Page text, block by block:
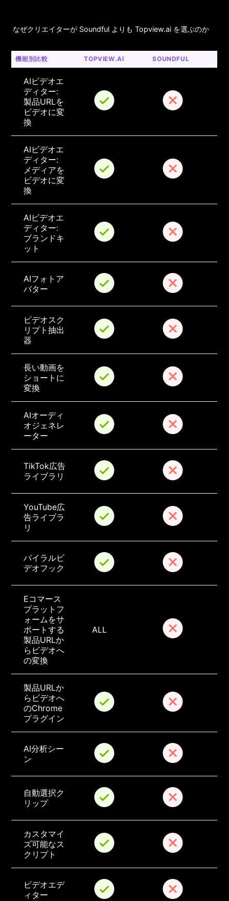
なぜクリエイターが Soundful よりも Topview.ai を選ぶのか
機能別比較 TOPVIEW.AI SOUNDFUL
AIビデオエ
ディター:
製品URLを
ビデオに変
換
AIビデオエ
ディター:
メディアを
ビデオに変
換
AIビデオエ
ディター:
ブランドキ
ット
AIフォトア
バター
ビデオスク
リプト抽出
器
長い動画を
ショートに
変換
AIオーディ
オジェネレ
ーター
TikTok広告
ライブラリ
YouTube広
告ライブラ
リ
バイラルビ
デオフック
Eコマース
プラットフ
ォームをサ
ポートする
製品URLか
らビデオへ
の変換
ALL
製品URLか
らビデオへ
のChrome
プラグイン
AI分析シー
ン
自動選択ク
リップ
カスタマイ
ズ可能なス
クリプト
ビデオエデ
ィター